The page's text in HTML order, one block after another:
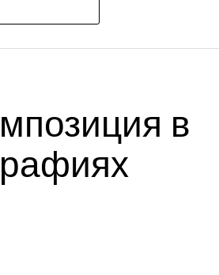
двадцяти чотирьох
Руперта Гарсії, одного з
Куратором виставки
Джек Расмуссен, директор і
за підтримки Bourlet Art
в